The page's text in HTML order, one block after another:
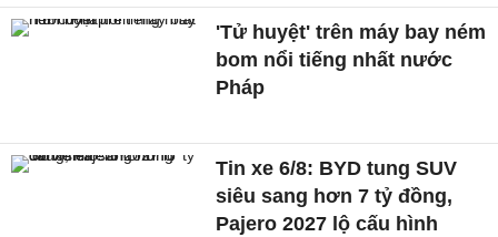
'Tử huyệt' trên máy bay ném
bom nổi tiếng nhất nước
Pháp
Tin xe 6/8: BYD tung SUV
siêu sang hơn 7 tỷ đồng,
Pajero 2027 lộ cấu hình